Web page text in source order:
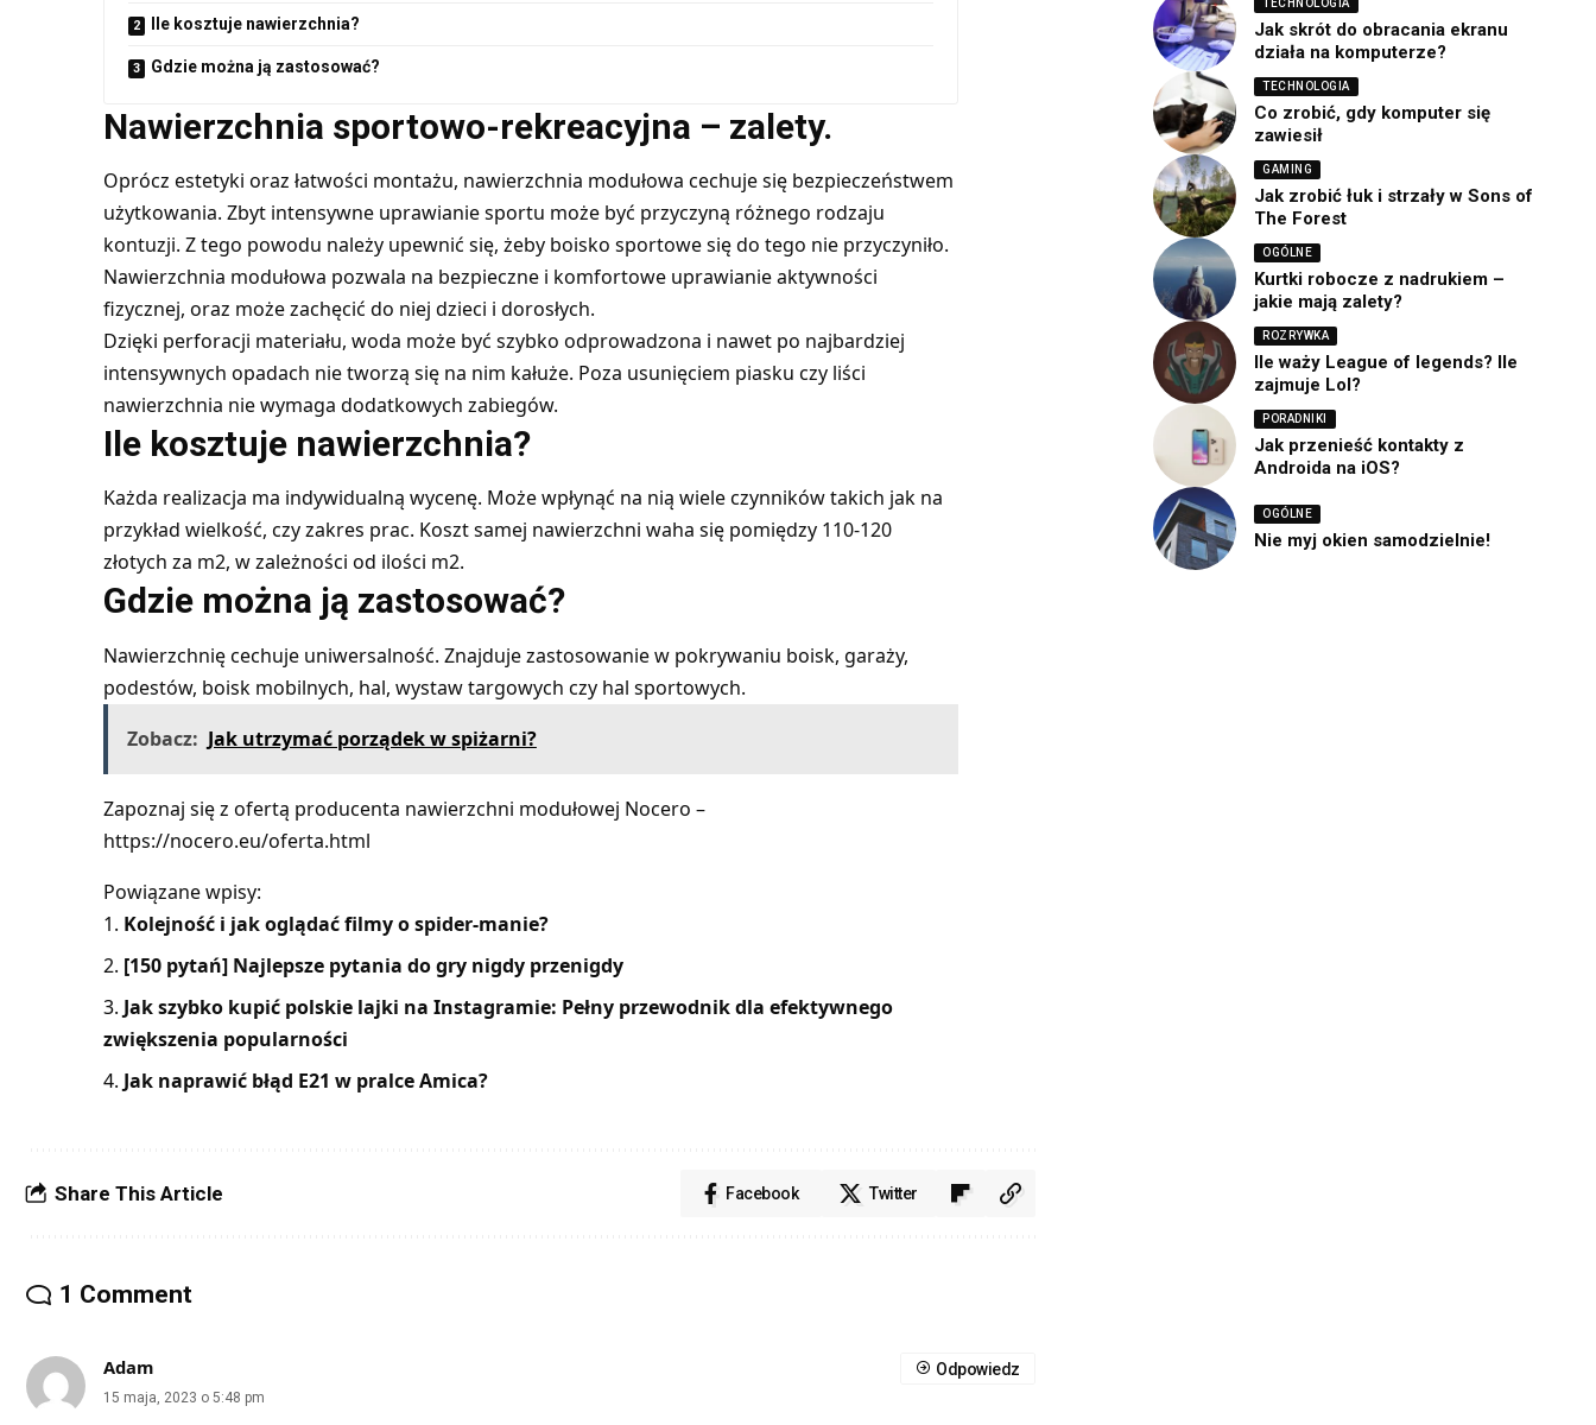
Ile kosztuje nawierzchnia?
Gdzie można ją zastosować?
Nawierzchnia sportowo-rekreacyjna – zalety.
Oprócz estetyki oraz łatwości montażu, nawierzchnia modułowa cechuje się bezpieczeństwem
użytkowania. Zbyt intensywne uprawianie sportu może być przyczyną różnego rodzaju
kontuzji. Z tego powodu należy upewnić się, żeby boisko sportowe się do tego nie przyczyniło.
Nawierzchnia modułowa pozwala na bezpieczne i komfortowe uprawianie aktywności
fizycznej, oraz może zachęcić do niej dzieci i dorosłych.
Dzięki perforacji materiału, woda może być szybko odprowadzona i nawet po najbardziej
intensywnych opadach nie tworzą się na nim kałuże. Poza usunięciem piasku czy liści
nawierzchnia nie wymaga dodatkowych zabiegów.
Ile kosztuje nawierzchnia?
Każda realizacja ma indywidualną wycenę. Może wpłynąć na nią wiele czynników takich jak na
przykład wielkość, czy zakres prac. Koszt samej nawierzchni waha się pomiędzy 110-120
złotych za m2, w zależności od ilości m2.
Gdzie można ją zastosować?
Nawierzchnię cechuje uniwersalność. Znajduje zastosowanie w pokrywaniu boisk, garaży,
podestów, boisk mobilnych, hal, wystaw targowych czy hal sportowych.
Zobacz: Jak utrzymać porządek w spiżarni?
Zapoznaj się z ofertą producenta nawierzchni modułowej Nocero –
https://nocero.eu/oferta.html
Powiązane wpisy:
Kolejność i jak oglądać filmy o spider-manie?
[150 pytań] Najlepsze pytania do gry nigdy przenigdy
Jak szybko kupić polskie lajki na Instagramie: Pełny przewodnik dla efektywnego
zwiększenia popularności
Jak naprawić błąd E21 w pralce Amica?
Share This Article Facebook Twitter
1 Comment
Adam
15 maja, 2023 o 5:48 pm
Odpowiedz
TECHNOLOGIA
Jak skrót do obracania ekranu
działa na komputerze?
TECHNOLOGIA
Co zrobić, gdy komputer się
zawiesił
GAMING
Jak zrobić łuk i strzały w Sons of
The Forest
OGÓLNE
Kurtki robocze z nadrukiem –
jakie mają zalety?
ROZRYWKA
Ile waży League of legends? Ile
zajmuje Lol?
PORADNIKI
Jak przenieść kontakty z
Androida na iOS?
OGÓLNE
Nie myj okien samodzielnie!